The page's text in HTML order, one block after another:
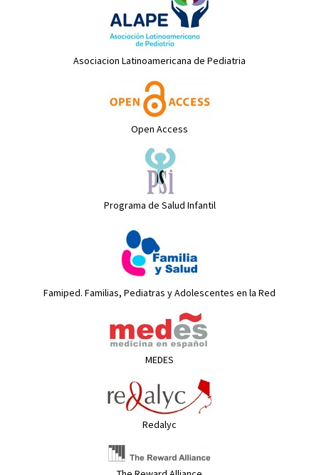
Asociacion Latinoamericana de Pediatria
Open Access
Programa de Salud Infantil
Famiped. Familias, Pediatras y Adolescentes en la Red
MEDES
Redalyc